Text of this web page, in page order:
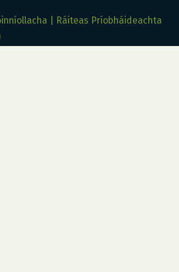
Ráiteas Príobháideachta